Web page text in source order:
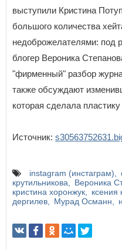
выступили Кристина
большого количества
недоброжелателями: под
блогер Вероника
"фирменный" разбор
также обсуждают
которая сделала
Источник:
instagram (инстаграм)
крутильникова
Вероника
кристина хоронжук
ксения
дергилев
Мурад Османн